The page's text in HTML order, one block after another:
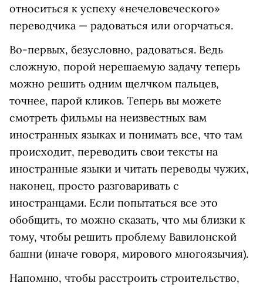
относиться к успеху «нечеловеческого»
переводчика — радоваться или огорчаться.
Во-первых, безусловно, радоваться. Ведь
сложную, порой нерешаемую задачу теперь
можно решить одним щелчком пальцев,
точнее, парой кликов. Теперь вы можете
смотреть фильмы на неизвестных вам
иностранных языках и понимать все, что там
происходит, переводить свои тексты на
иностранные языки и читать переводы чужих,
наконец, просто разговаривать с
иностранцами. Если попытаться все это
обобщить, то можно сказать, что мы близки к
тому, чтобы решить проблему Вавилонской
башни (иначе говоря, мирового многоязычия).
Напомню, чтобы расстроить строительство,